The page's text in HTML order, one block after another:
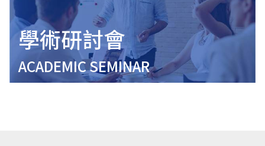
學術研討會
ACADEMIC SEMINAR